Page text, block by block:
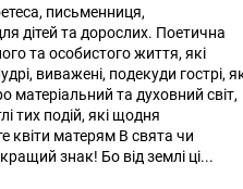
письменниця,
дітей та дорослих. Поетична
та особистого життя, які
виважені, подекуди гострі,
матеріальний та духовний світ,
тих подій, які щодня
квіти матерям В свята чи
знак! Бо від землі ці...